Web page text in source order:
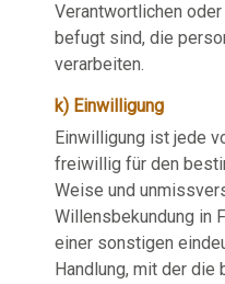
Verantwortlichen
befugt sind, die
verarbeiten.
k) Einwilligung
Einwilligung ist jede
freiwillig für den
Weise und
Willensbekundung in
einer sonstigen
Handlung, mit der